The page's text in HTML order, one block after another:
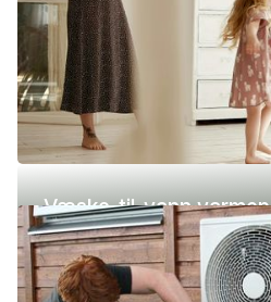
Væske-til-vann
guide (pris, fordeler og